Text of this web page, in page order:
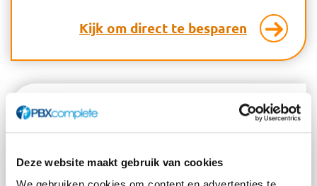
Deze website maakt gebruik van cookies
Kijk om direct te besparen
3CX SMB
Plus
Incl. nummer en belbundel